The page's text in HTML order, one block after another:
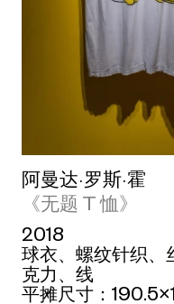
阿曼达·罗斯·霍
《无题 T 恤》
2018
球衣、螺纹针织、
克力、线
平摊尺寸：